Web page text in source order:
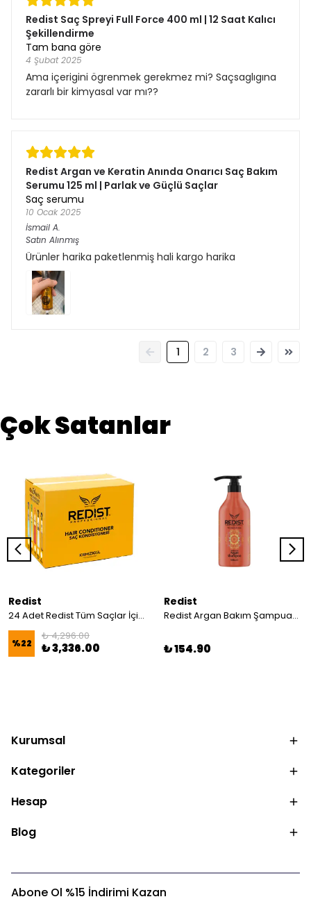
Redist Saç Spreyi Full Force 400 ml | 12 Saat Kalıcı
Şekillendirme
Tam bana göre
4 Şubat 2025
Ama içerigini ögrenmek gerekmez mi? Saçsaglıgına
zararlı bir kimyasal var mı??
Redist Argan ve Keratin Anında Onarıcı Saç Bakım
Serumu 125 ml | Parlak ve Güçlü Saçlar
Saç serumu
10 Ocak 2025
İsmail A.
Satın Alınmış
Ürünler harika paketlenmiş hali kargo harika
1 2 3
Çok Satanlar
Redist
24 Adet Redist Tüm Saçlar İçin Fön Suyu 400 ML
%22
₺ 4,296.00
₺ 3,336.00
Redist
Redist Argan Bakım Şampuanı 500 ml | Besleyici ve Parlaklık Veren Yoğun Bakım
₺ 154.90
Kurumsal
Kategoriler
Hesap
Blog
Abone Ol %15 İndirimi Kazan